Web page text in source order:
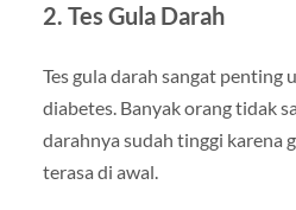
2. Tes Gula Darah
Tes gula darah sangat
diabetes. Banyak orang tidak
darahnya sudah tinggi karena
terasa di awal.